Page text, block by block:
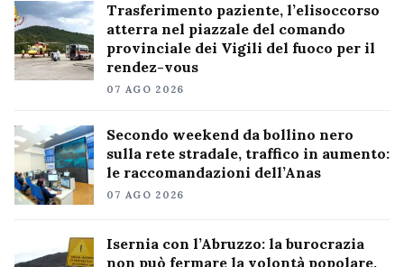
Trasferimento paziente, l’elisoccorso
atterra nel piazzale del comando
provinciale dei Vigili del fuoco per il
rendez-vous
07 AGO 2026
Secondo weekend da bollino nero
sulla rete stradale, traffico in aumento:
le raccomandazioni dell’Anas
07 AGO 2026
Isernia con l’Abruzzo: la burocrazia
non può fermare la volontà popolare,